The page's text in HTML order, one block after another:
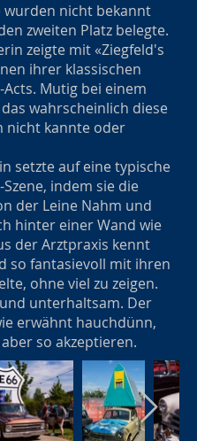
wurden nicht bekannt
zweiten Platz belegte.
zeigte mit «Ziegfeld's
ihrer klassischen
Mutig bei einem
wahrscheinlich diese
nicht kannte oder
setzte auf eine typische
Szene, indem sie die
der Leine Nahm und
hinter einer Wand wie
der Arztpraxis kennt
so fantasievoll mit ihren
ohne viel zu zeigen.
unterhaltsam. Der
erwähnt hauchdünn,
so akzeptieren.